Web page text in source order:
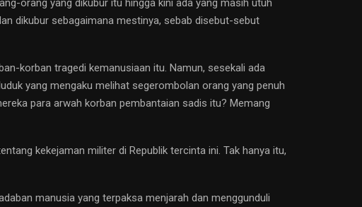
dikubur sebagaimana mestinya, sebab disebut-sebut
korban tragedi kemanusiaan itu. Namun, sesekali ada
yang mengaku melihat segerombolan orang yang penuh
para arwah korban pembantaian sadis itu? Memang
kekejaman militer di Republik tercinta ini. Tak hanya itu,
manusia yang terpaksa menjarah dan menggunduli